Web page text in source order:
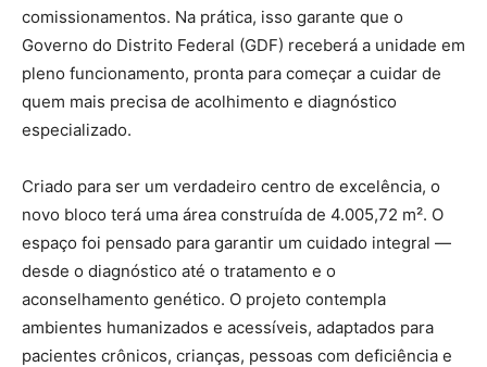
comissionamentos. Na prática, isso garante que o
Governo do Distrito Federal (GDF) receberá a unidade em
pleno funcionamento, pronta para começar a cuidar de
quem mais precisa de acolhimento e diagnóstico
especializado.
Criado para ser um verdadeiro centro de excelência, o
novo bloco terá uma área construída de 4.005,72 m². O
espaço foi pensado para garantir um cuidado integral —
desde o diagnóstico até o tratamento e o
aconselhamento genético. O projeto contempla
ambientes humanizados e acessíveis, adaptados para
pacientes crônicos, crianças, pessoas com deficiência e